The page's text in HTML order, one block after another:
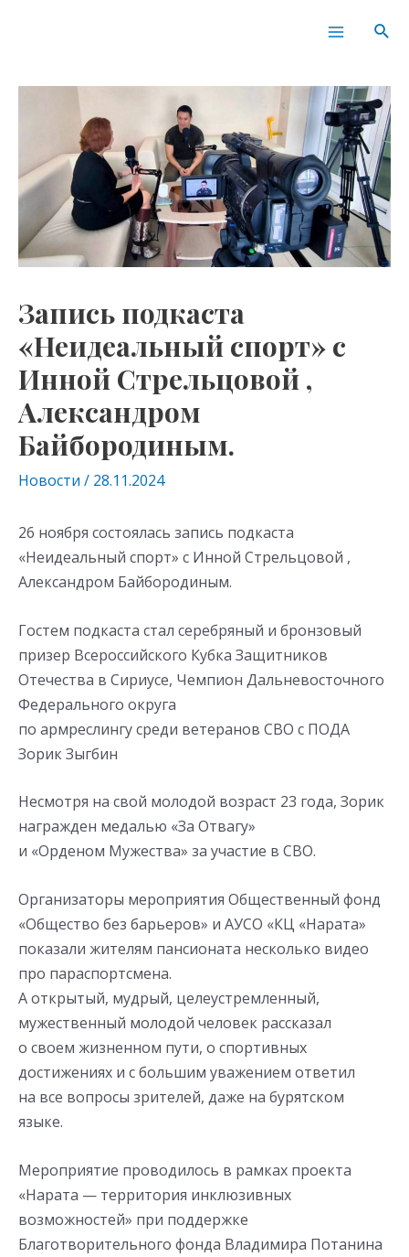
Main
Запись подкаста
«Неидеальный спорт» с
Инной Стрельцовой ,
Александром
Байбородиным.
Новости / 28.11.2024
26 ноября состоялась запись подкаста
«Неидеальный спорт» с Инной Стрельцовой ,
Александром Байбородиным.
Гостем подкаста стал серебряный и бронзовый
призер Всероссийского Кубка Защитников
Отечества в Сириусе, Чемпион Дальневосточного
Федерального округа
по армреслингу среди ветеранов СВО с ПОДА
Зорик Зыгбин
Несмотря на свой молодой возраст 23 года, Зорик
награжден медалью «За Отвагу»
и «Орденом Мужества» за участие в СВО.
Организаторы мероприятия Общественный фонд
«Общество без барьеров» и АУСО «КЦ «Нарата»
показали жителям пансионата несколько видео
про параспортсмена.
А открытый, мудрый, целеустремленный,
мужественный молодой человек рассказал
о своем жизненном пути, о спортивных
достижениях и с большим уважением ответил
на все вопросы зрителей, даже на бурятском
языке.
Мероприятие проводилось в рамках проекта
«Нарата — территория инклюзивных
возможностей» при поддержке
Благотворительного фонда Владимира Потанина